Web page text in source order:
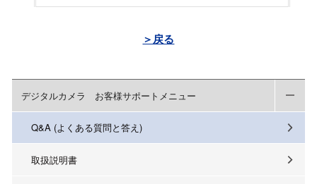
＞戻る
デジタルカメラ お客様サポートメニュー
Q&A (よくある質問と答え)
取扱説明書